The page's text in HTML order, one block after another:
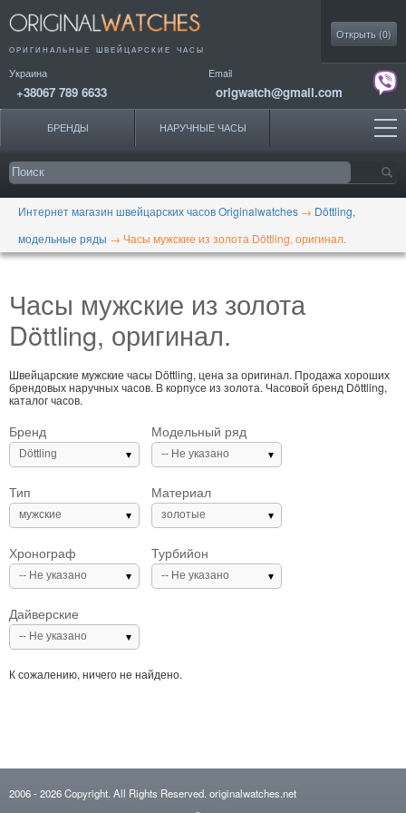
ОРИГИНАЛЬНЫЕ ШВЕЙЦАРСКИЕ ЧАСЫ
Украина
+38067 789 6633
Email
origwatch@gmail.com
Открыть (0)
БРЕНДЫ НАРУЧНЫЕ ЧАСЫ
Интернет магазин швейцарских часов Originalwatches → Döttling,
модельные ряды → Часы мужские из золота Döttling, оригинал.
Часы мужские из золота
Döttling, оригинал.
Швейцарские мужские часы Döttling, цена за оригинал. Продажа хороших
брендовых наручных часов. В корпусе из золота. Часовой бренд Döttling,
каталог часов.
Бренд
Döttling
Модельный ряд
-- Не указано
Тип
мужские
Материал
золотые
Хронограф
-- Не указано
Турбийон
-- Не указано
Дайверские
-- Не указано
К сожалению, ничего не найдено.
2006- 2026Copyright. All Rights Reserved. originalwatches.net